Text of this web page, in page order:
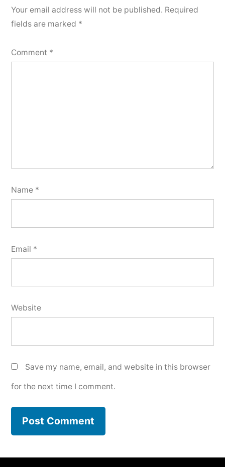
Your email address will not be published. Required
fields are marked *
Comment *
Name *
Email *
Website
Save my name, email, and website in this browser
for the next time I comment.